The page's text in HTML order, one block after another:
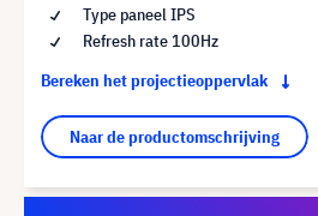
Type paneel IPS
Refresh rate 100Hz
Bereken het projectieoppervlak
Naar de productomschrijving